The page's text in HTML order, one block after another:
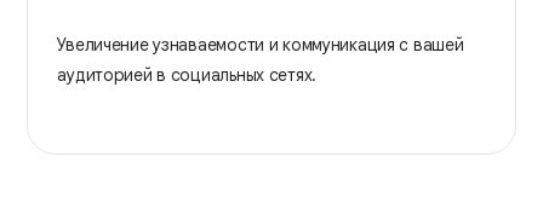
Увеличение узнаваемости и коммуникация с вашей
аудиторией в социальных сетях.